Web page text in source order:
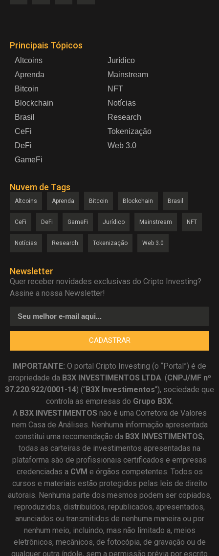
Principais Tópicos
Altcoins
Aprenda
Bitcoin
Blockchain
Brasil
CeFi
DeFi
GameFi
Jurídico
Mainstream
NFT
Notícias
Research
Tokenização
Web 3.0
Nuvem de Tags
Altcoins Aprenda Bitcoin Blockchain Brasil
CeFi DeFi GameFi Jurídico Mainstream NFT
Notícias Research Tokenização Web 3.0
Newsletter
Quer receber novidades exclusivas do Cripto Investing?
Assine a nossa Newsletter!
CADASTRAR
IMPORTANTE: O portal Cripto Investing (o “Portal”) é de
propriedade da B3X INVESTIMENTOS LTDA . (CNPJ/MF nº
37.220.922/0001-14) (“B3X Investimentos“), sociedade que
controla as empresas do Grupo B3X
A B3X INVESTIMENTOS não é uma Corretora de Valores
nem Casa de Análises. Nenhuma informação apresentada
constitui uma recomendação da B3X INVESTIMENTOS,
todas as carteiras de investimentos apresentadas na
plataforma são de profissionais certificados e empresas
credenciadas a CVM e órgãos competentes. Todos os
cursos e materiais estão protegidos pelas leis de direito
autorais. Nenhuma parte dos mesmos podem ser copiados,
reproduzidos, distribuídos, republicados, apresentados,
anunciados ou transmitidos de nenhuma maneira ou por
nenhum meio, incluindo, mas não limitado a, meios
eletrônicos, mecânicos, de fotocópia, de gravação ou de
qualquer outra índole, sem a permissão prévia por escrito